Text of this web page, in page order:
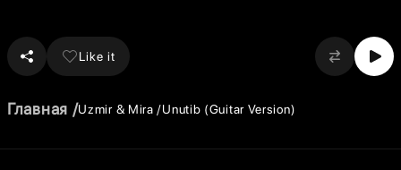
Like it
Главная Uzmir & Mira Unutib (Guitar Version)